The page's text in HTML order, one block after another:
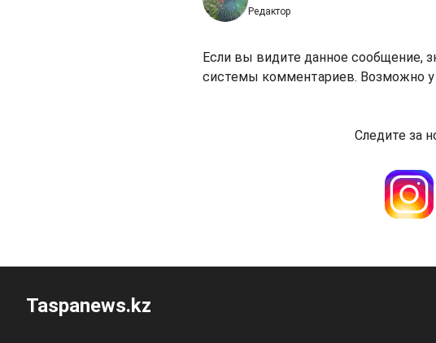
Редактор
Если вы видите данное сообщение,
системы комментариев. Возможно
Следите за
Taspanews.kz